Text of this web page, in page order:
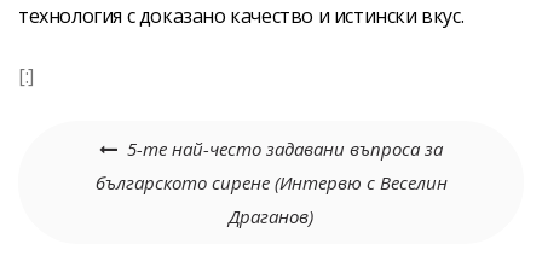
технология с доказано качество и истински вкус.
[:]
5-те най-често задавани въпроса за
българското сирене (Интервю с Веселин
Драганов)